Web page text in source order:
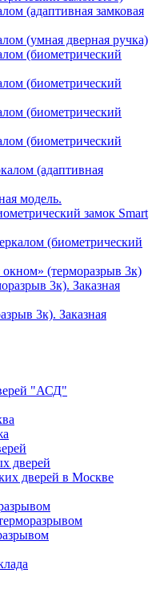
(адаптивная замковая
(умная дверная ручка)
(биометрический
(биометрический
(биометрический
(биометрический
(адаптивная
модель.
замок Smart
(биометрический
(терморазрыв 3к)
3к). Заказная
3к). Заказная
"АСД"
дверей
дверей в Москве